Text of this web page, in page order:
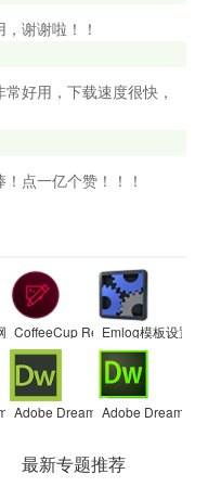
谢谢啦！！
好用，下载速度很快，
点一亿个赞！！！
模板大全
CoffeeCup Responsive Site
Emlog模板设置
CC 2019
Adobe Dreamweaver CC 2014
Adobe
最新专题推荐